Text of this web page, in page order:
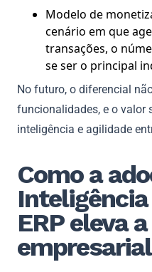
Modelo de
cenário em que
transações, o
se ser o principal
No futuro, o diferencial
funcionalidades, e o valor
inteligência e agilidade
Como a
ERP eleva